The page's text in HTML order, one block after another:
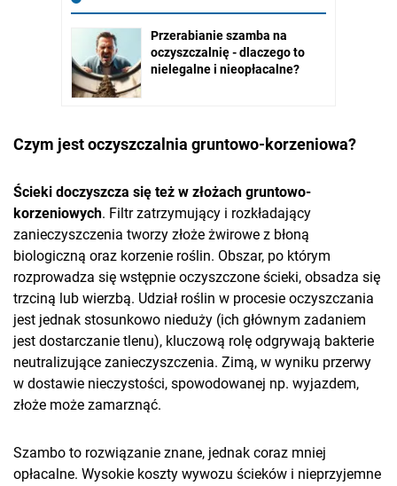
Czym jest oczyszczalnia gruntowo-korzeniowa?
Ścieki doczyszcza się też w złożach gruntowo-
korzeniowych. Filtr zatrzymujący i rozkładający
zanieczyszczenia tworzy złoże żwirowe z błoną
biologiczną oraz korzenie roślin. Obszar, po którym
rozprowadza się wstępnie oczyszczone ścieki, obsadza się
trzciną lub wierzbą. Udział roślin w procesie oczyszczania
jest jednak stosunkowo nieduży (ich głównym zadaniem
jest dostarczanie tlenu), kluczową rolę odgrywają bakterie
neutralizujące zanieczyszczenia. Zimą, w wyniku przerwy
w dostawie nieczystości, spowodowanej np. wyjazdem,
złoże może zamarznąć.
Szambo to rozwiązanie znane, jednak coraz mniej
opłacalne. Wysokie koszty wywozu ścieków i nieprzyjemne